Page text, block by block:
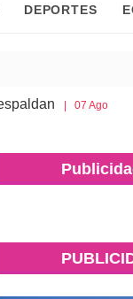
DEPORTES
Ago 2026 Gaby